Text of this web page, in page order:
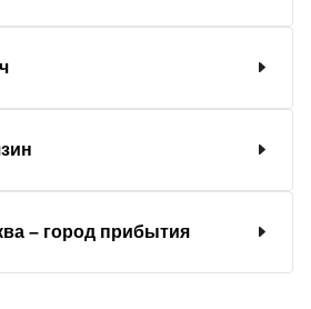
– город прибытия